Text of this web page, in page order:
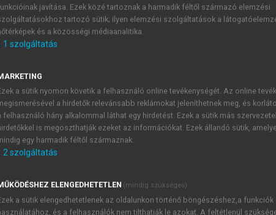
A kontinentális számviteli rendszer
két számviteli rendszer – a kontinentális
épít, hogy a szabálytalan letéti ügylet a letevő (azaz a
kifejezetten egy kölcsön mutuum szerződése.
Bank a betét összegét nem letétként kezeli, hanem
nem lehet tudatában az általa letétbe helyezett pénz
sem érintené. Mindemellett, amíg a bank a betétek
a betétesek pénzkivonási igényeit maradéktalanul
arra gondolunk, hogy szokásos körülmények között
bank által fenntartott marginális tartalékráta. Az évek
szerzett annak a feltételezésnek, hogy a fent előadott
javítása. Ezek közé tartoznak a harmadik féltől származó elemzési
tartozó sütik; ilyen elemzési szolgáltatások a
és a közösségi médiaanalitika.
1 szolgáltatás
a sütik nyomon követik a felhasználó online tevékenységét. Az online
a hirdetők relevánsabb reklámokat jeleníthetnek meg, és
felhasználó hány alkalommal láthat egy hirdetést. Ezek a sütik más
is megoszthatják ezeket az információkat. Ezek állandó sütik,
egy harmadik féltől származnak.
2szolgáltatás
ELENGEDHETETLEN (mindig szükséges)
a sütik elengedhetetlenek az oldalunkon történő böngészéshez,a funkciók
és a felhasználók nem tilthatják le azokat. A feltétlenül